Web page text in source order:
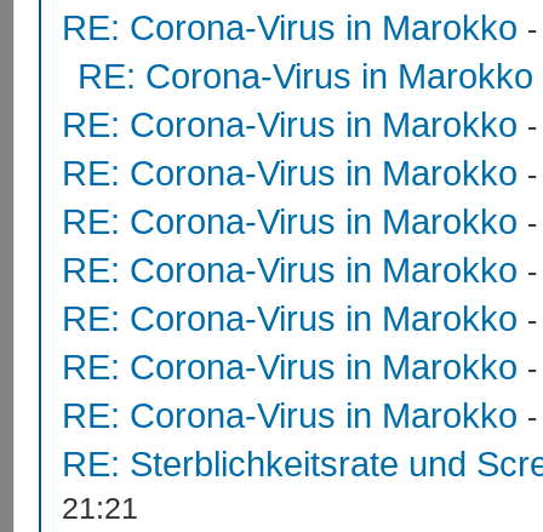
RE: Corona-Virus in Marokko
RE: Corona-Virus in Marokko
RE: Corona-Virus in Marokko
RE: Corona-Virus in Marokko
RE: Corona-Virus in Marokko
RE: Corona-Virus in Marokko
RE: Corona-Virus in Marokko
RE: Corona-Virus in Marokko
RE: Corona-Virus in Marokko
RE: Sterblichkeitsrate und
21:21